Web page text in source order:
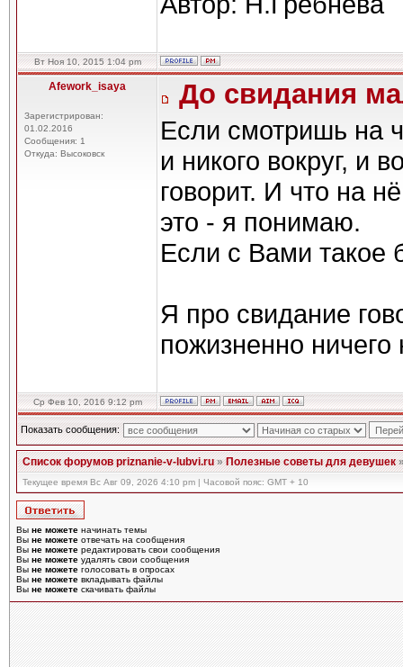
Вт Ноя 10, 2015 1:04 pm
Afework_isaya
Зарегистрирован:
01.02.2016
Сообщения: 1
Откуда: Высоковск
До свидания
Если смотришь на
и никого вокруг, и
говорит. И что на
это - я понимаю.
Если с Вами такое
Я про свидание
пожизненно ничего
Ср Фев 10, 2016 9:12 pm
Показать сообщения:
Список форумов priznanie-v-lubvi.ru»Полезные советы для девушек
Текущее время Вс Авг 09, 2026 4:10 pm | Часовой пояс: GMT + 10
Вы не можете начинать темы
Вы не можете отвечать на сообщения
Вы не можете редактировать свои сообщения
Вы не можете удалять свои сообщения
Вы не можете голосовать в опросах
Вы не можете вкладывать файлы
Вы не можете скачивать файлы